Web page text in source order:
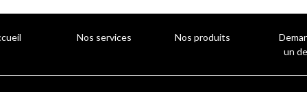
Nos services Nos produits
un